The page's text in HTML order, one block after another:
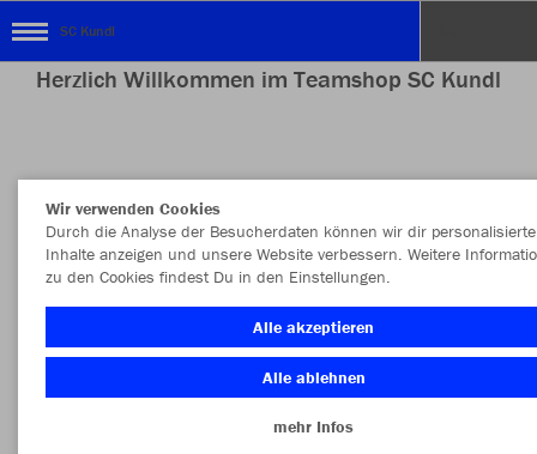
SC Kundl
Herzlich Willkommen im Teamshop SC Kundl
Wir verwenden Cookies
Durch die Analyse der Besucherdaten können wir dir personalisierte
Inhalte anzeigen und unsere Website verbessern. Weitere
zu den Cookies findest Du in den Einstellungen.
Alle akzeptieren
Alle ablehnen
mehr Infos